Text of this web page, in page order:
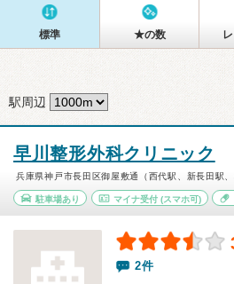
標準 ★の数
駅周辺
早川整形外科クリニック
兵庫県神戸市長田区御屋敷通（西代駅、新長田駅、
駐車場あり マイナ受付(スマホ可)
2件